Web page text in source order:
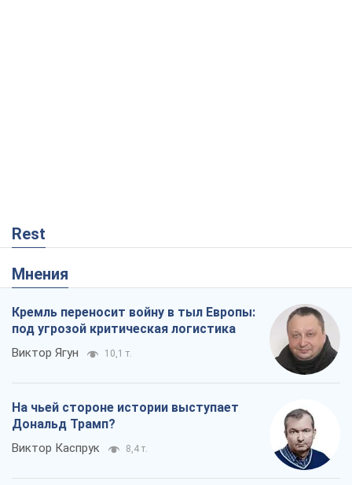
Rest
Мнения
Кремль переносит войну в тыл Европы:
под угрозой критическая логистика
Виктор Ягун 10,1 т.
На чьей стороне истории выступает
Дональд Трамп?
Виктор Каспрук 8,4 т.